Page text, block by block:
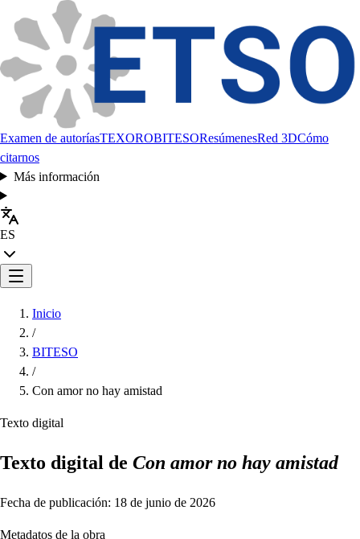
Examen de autoríasTEXOROBITESOResúmenesRed 3DCómo
citarnos
Más información
ES
Inicio
/
BITESO
/
Con amor no hay amistad
Texto digital
Texto digital de Con amor no hay amistad
Fecha de publicación: 18 de junio de 2026
Metadatos de la obra